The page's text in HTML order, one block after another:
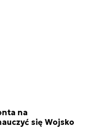
na
się Wojsko